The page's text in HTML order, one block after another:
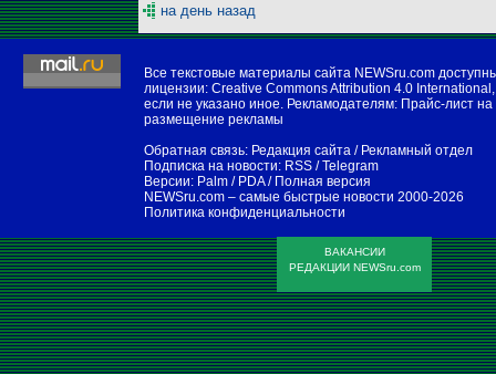
на день назад
Все текстовые материалы сайта NEWSru.com
лицензии: Creative Commons Attribution 4.0 International ,
если не указано иное. Рекламодателям: Прайс-лист на
размещение рекламы
Обратная связь: Редакция сайта / Рекламный отдел
Подписка на новости: RSS /Telegram
Версии: Palm / PDA/ Полная версия
NEWSru.com – самые быстрые новости 2000-2026
Политика конфиденциальности
ВАКАНСИИ
РЕДАКЦИИ NEWSru.com